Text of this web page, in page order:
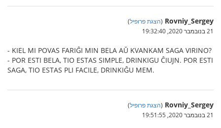
Rovniy_Sergey
(הצגת פרופיל)
21 בנובמבר 2020, 19:32:40
- KIEL MI POVAS FARIĜI MIN BELA AŬ KVANKAM SAGA VIRINO?
- POR ESTI BELA, TIO ESTAS SIMPLE, DRINKIGU ĈIUJN. POR ESTI
SAGA, TIO ESTAS PLI FACILE, DRINKIĜU MEM.
Rovniy_Sergey
(הצגת פרופיל)
21 בנובמבר 2020, 19:51:55